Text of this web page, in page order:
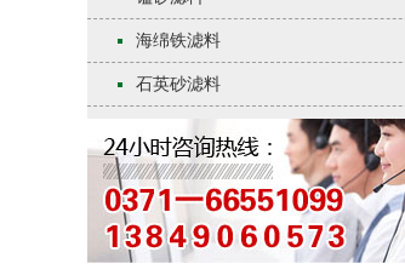
海绵铁滤料
石英砂滤料